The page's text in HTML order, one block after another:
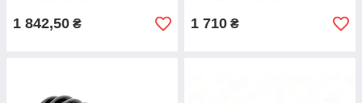
1 842,50 ₴ 1 710 ₴